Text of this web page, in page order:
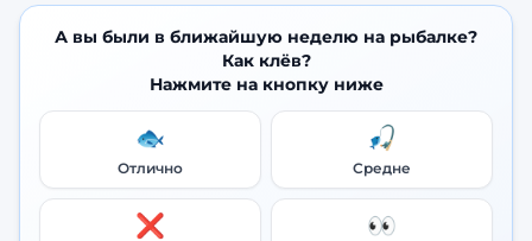
А вы были в ближайшую неделю на рыбалке?
Как клёв?
Нажмите на кнопку ниже
🐟
Отлично
🎣
Средне
❌ 👀